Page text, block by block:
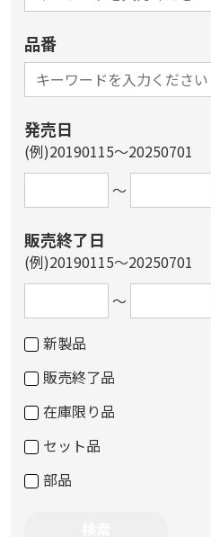
品番
発売日
(例)20190115～20250701
～
販売終了日
(例)20190115～20250701
～
新製品
販売終了品
在庫限り品
セット品
部品